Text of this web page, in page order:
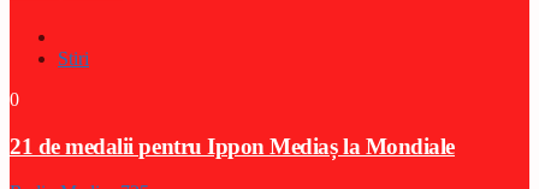
Stiri
0
21 de medalii pentru Ippon Mediaș la Mondiale